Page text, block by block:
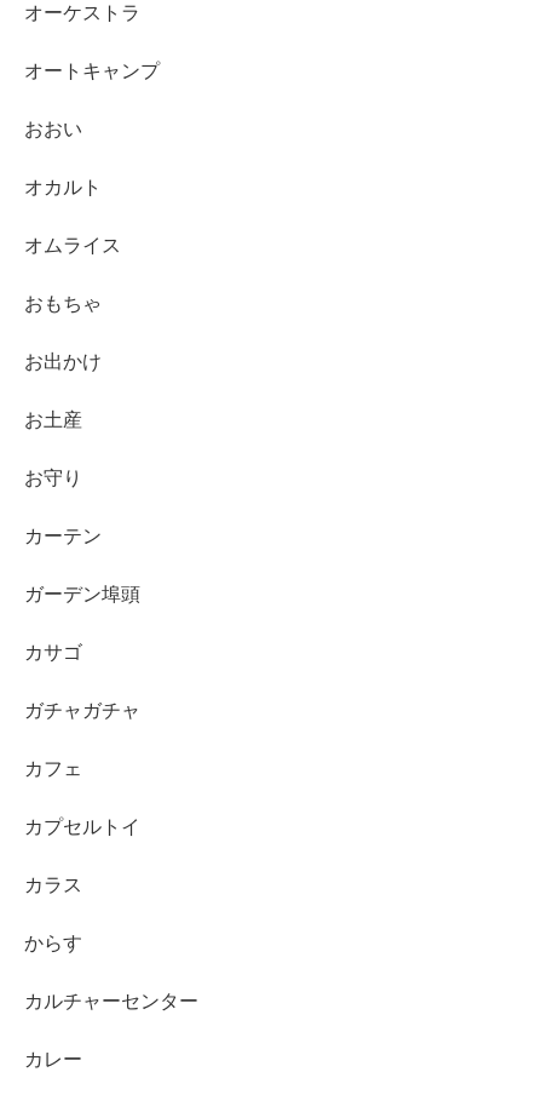
オーケストラ
オートキャンプ
おおい
オカルト
オムライス
おもちゃ
お出かけ
お土産
お守り
カーテン
ガーデン埠頭
カサゴ
ガチャガチャ
カフェ
カプセルトイ
カラス
からす
カルチャーセンター
カレー